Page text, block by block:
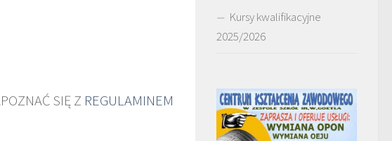
SIĘ Z REGULAMINEM
Kursy kwalifikacyjne
2025/2026